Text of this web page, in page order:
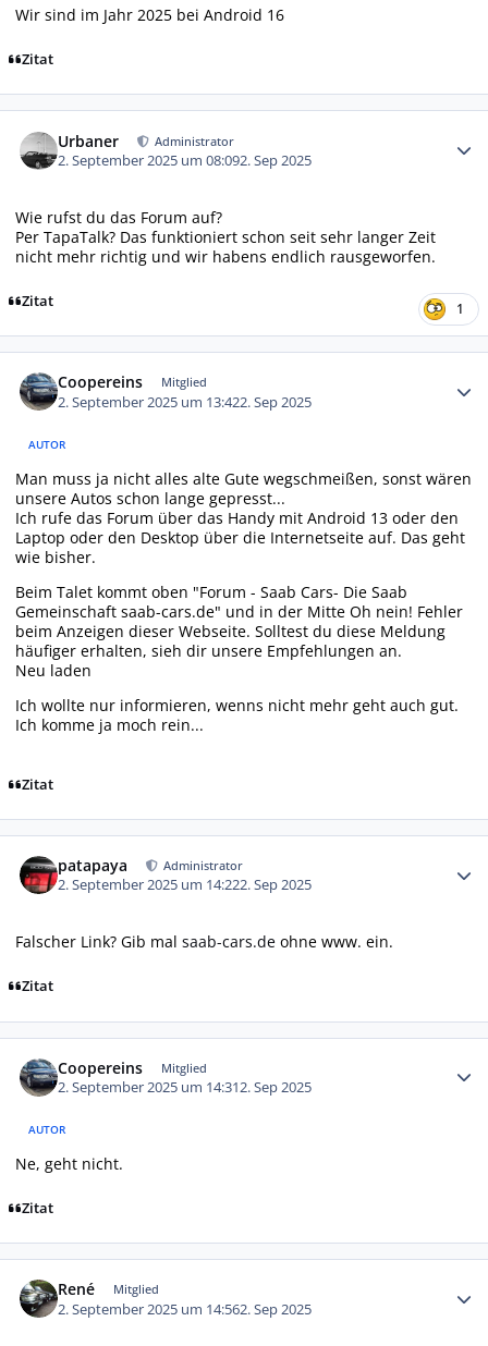
Wir sind im Jahr 2025 bei Android 16
Zitat
Urbaner Administrator
2. September 2025 um 08:092. Sep 2025
Wie rufst du das Forum auf?
Per TapaTalk? Das funktioniert schon seit sehr langer Zeit
nicht mehr richtig und wir habens endlich rausgeworfen.
Zitat 1
Coopereins Mitglied
2. September 2025 um 13:422. Sep 2025
AUTOR
Man muss ja nicht alles alte Gute wegschmeißen, sonst wären
unsere Autos schon lange gepresst...
Ich rufe das Forum über das Handy mit Android 13 oder den
Laptop oder den Desktop über die Internetseite auf. Das geht
wie bisher.
Beim Talet kommt oben "Forum - Saab Cars- Die Saab
Gemeinschaft saab-cars.de" und in der Mitte Oh nein! Fehler
beim Anzeigen dieser Webseite. Solltest du diese Meldung
häufiger erhalten, sieh dir unsere Empfehlungen an.
Neu laden
Ich wollte nur informieren, wenns nicht mehr geht auch gut.
Ich komme ja moch rein...
Zitat
patapaya Administrator
2. September 2025 um 14:222. Sep 2025
Falscher Link? Gib mal saab-cars.de ohne www. ein.
Zitat
Coopereins Mitglied
2. September 2025 um 14:312. Sep 2025
AUTOR
Ne, geht nicht.
Zitat
René Mitglied
2. September 2025 um 14:562. Sep 2025